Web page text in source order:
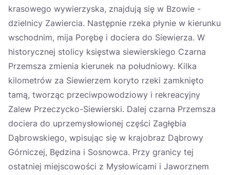
krasowego wywierzyska, znajdują się w Bzowie -
dzielnicy Zawiercia. Następnie rzeka płynie w kierunku
wschodnim, mija Porębę i dociera do Siewierza. W
historycznej stolicy księstwa siewierskiego Czarna
Przemsza zmienia kierunek na południowy. Kilka
kilometrów za Siewierzem koryto rzeki zamknięto
tamą, tworząc przeciwpowodziowy i rekreacyjny
Zalew Przeczycko-Siewierski. Dalej czarna Przemsza
dociera do uprzemysłowionej części Zagłębia
Dąbrowskiego, wpisując się w krajobraz Dąbrowy
Górniczej, Będzina i Sosnowca. Przy granicy tej
ostatniej miejscowości z Mysłowicami i Jaworznem